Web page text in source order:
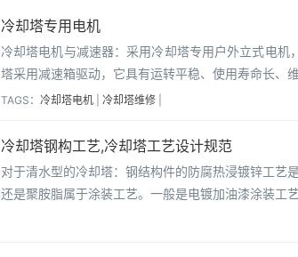
冷却塔专用电机
冷却塔电机与减速器：采用冷却塔专用户外立式电
塔采用减速箱驱动，它具有运转平稳、使用寿命长、
TAGS： 冷却塔电机 冷却塔维修
冷却塔钢构工艺,冷却塔工艺设计规范
对于清水型的冷却塔：钢结构件的防腐热浸镀锌工
还是聚胺脂属于涂装工艺。一般是电镀加油漆涂装工